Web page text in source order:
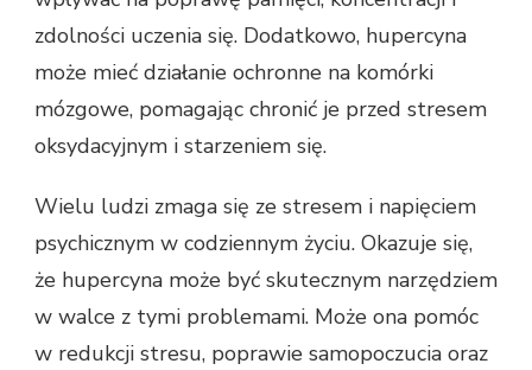
zdolności uczenia się. Dodatkowo, hupercyna
może mieć działanie ochronne na komórki
mózgowe, pomagając chronić je przed stresem
oksydacyjnym i starzeniem się.
Wielu ludzi zmaga się ze stresem i napięciem
psychicznym w codziennym życiu. Okazuje się,
że hupercyna może być skutecznym narzędziem
w walce z tymi problemami. Może ona pomóc
w redukcji stresu, poprawie samopoczucia oraz